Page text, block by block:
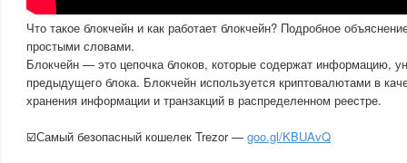
Что такое блокчейн и как работает блокчейн? Подробное
простыми словами.
Блокчейн — это цепочка блоков, которые содержат
предыдущего блока. Блокчейн используется криптовалютами в
хранения информации и транзакций в распределенном реестре.
☑️Самый безопасный кошелек Trezor — goo.gl/KBUAvQ